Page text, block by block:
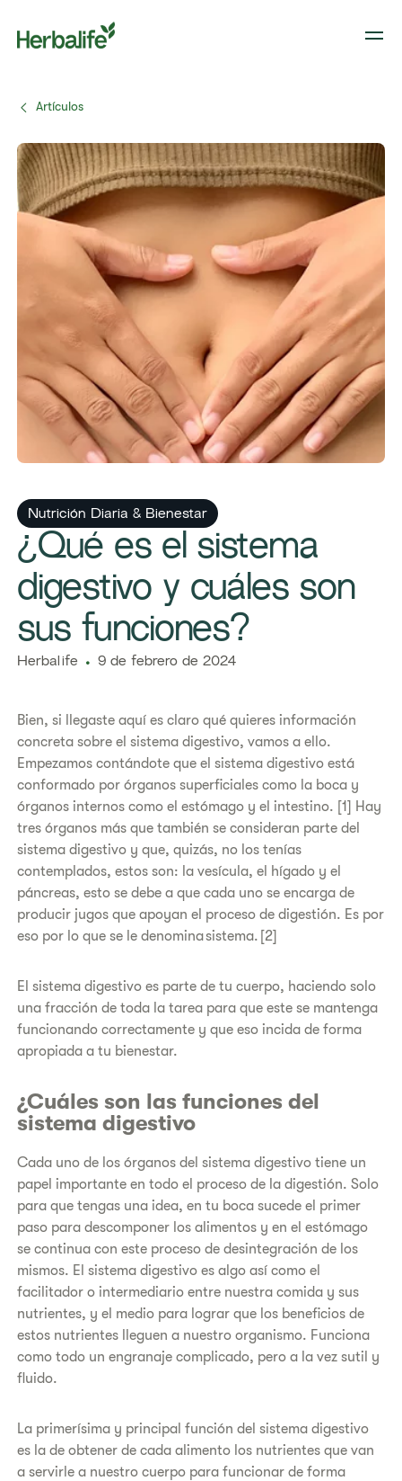
Artículos
​​Nutrición Diaria & Bienestar​
​​¿Qué es el sistema
digestivo y cuáles son
sus funciones?​
Herbalife 9 de febrero de 2024
Bien, si llegaste aquí es claro qué quieres información
concreta sobre el sistema digestivo, vamos a ello.
Empezamos contándote que el sistema digestivo está
conformado por órganos superficiales como la boca y
órganos internos como el estómago y el intestino. [1] Hay
tres órganos más que también se consideran parte del
sistema digestivo y que, quizás, no los tenías
contemplados, estos son: la vesícula, el hígado y el
páncreas, esto se debe a que cada uno se encarga de
producir jugos que apoyan el proceso de digestión. Es por
eso por lo que se le denomina sistema. [2]
El sistema digestivo es parte de tu cuerpo, haciendo solo
una fracción de toda la tarea para que este se mantenga
funcionando correctamente y que eso incida de forma
apropiada a tu bienestar.
¿Cuáles son las funciones del
sistema digestivo
Cada uno de los órganos del sistema digestivo tiene un
papel importante en todo el proceso de la digestión. Solo
para que tengas una idea, en tu boca sucede el primer
paso para descomponer los alimentos y en el estómago
se continua con este proceso de desintegración de los
mismos. El sistema digestivo es algo así como el
facilitador o intermediario entre nuestra comida y sus
nutrientes, y el medio para lograr que los beneficios de
estos nutrientes lleguen a nuestro organismo. Funciona
como todo un engranaje complicado, pero a la vez sutil y
fluido.
La primerísima y principal función del sistema digestivo
es la de obtener de cada alimento los nutrientes que van
a servirle a nuestro cuerpo para funcionar de forma